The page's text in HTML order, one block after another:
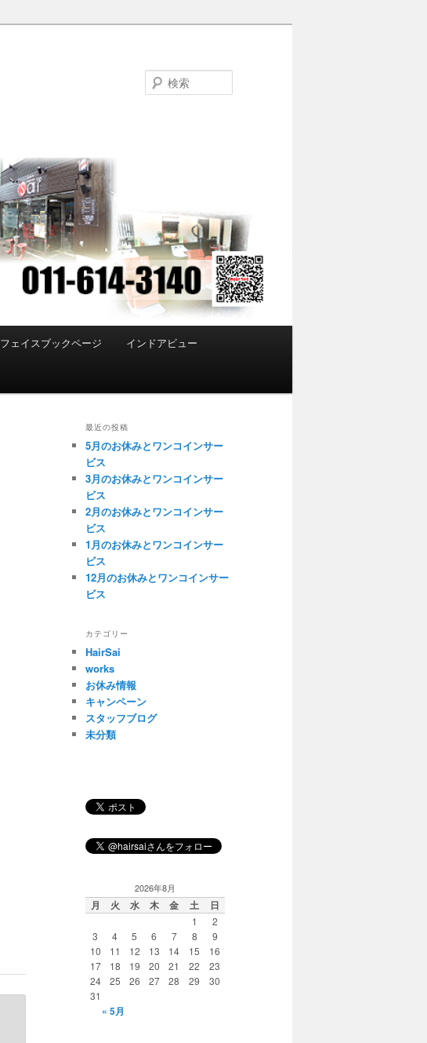
フェイスブックページ インドアビュー
最近の投稿
5月のお休みとワンコインサー
ビス
3月のお休みとワンコインサー
ビス
2月のお休みとワンコインサー
ビス
1月のお休みとワンコインサー
ビス
12月のお休みとワンコインサー
ビス
カテゴリー
HairSai
works
お休み情報
キャンペーン
スタッフブログ
未分類
2026年8月
月 火 水 木 金 土 日
1
2
3
4 5 6 7 8
9
10
11 12 13 14 15
16
17
18 19 20 21 22
23
24
25 26 27 28 29
30
31
« 5月